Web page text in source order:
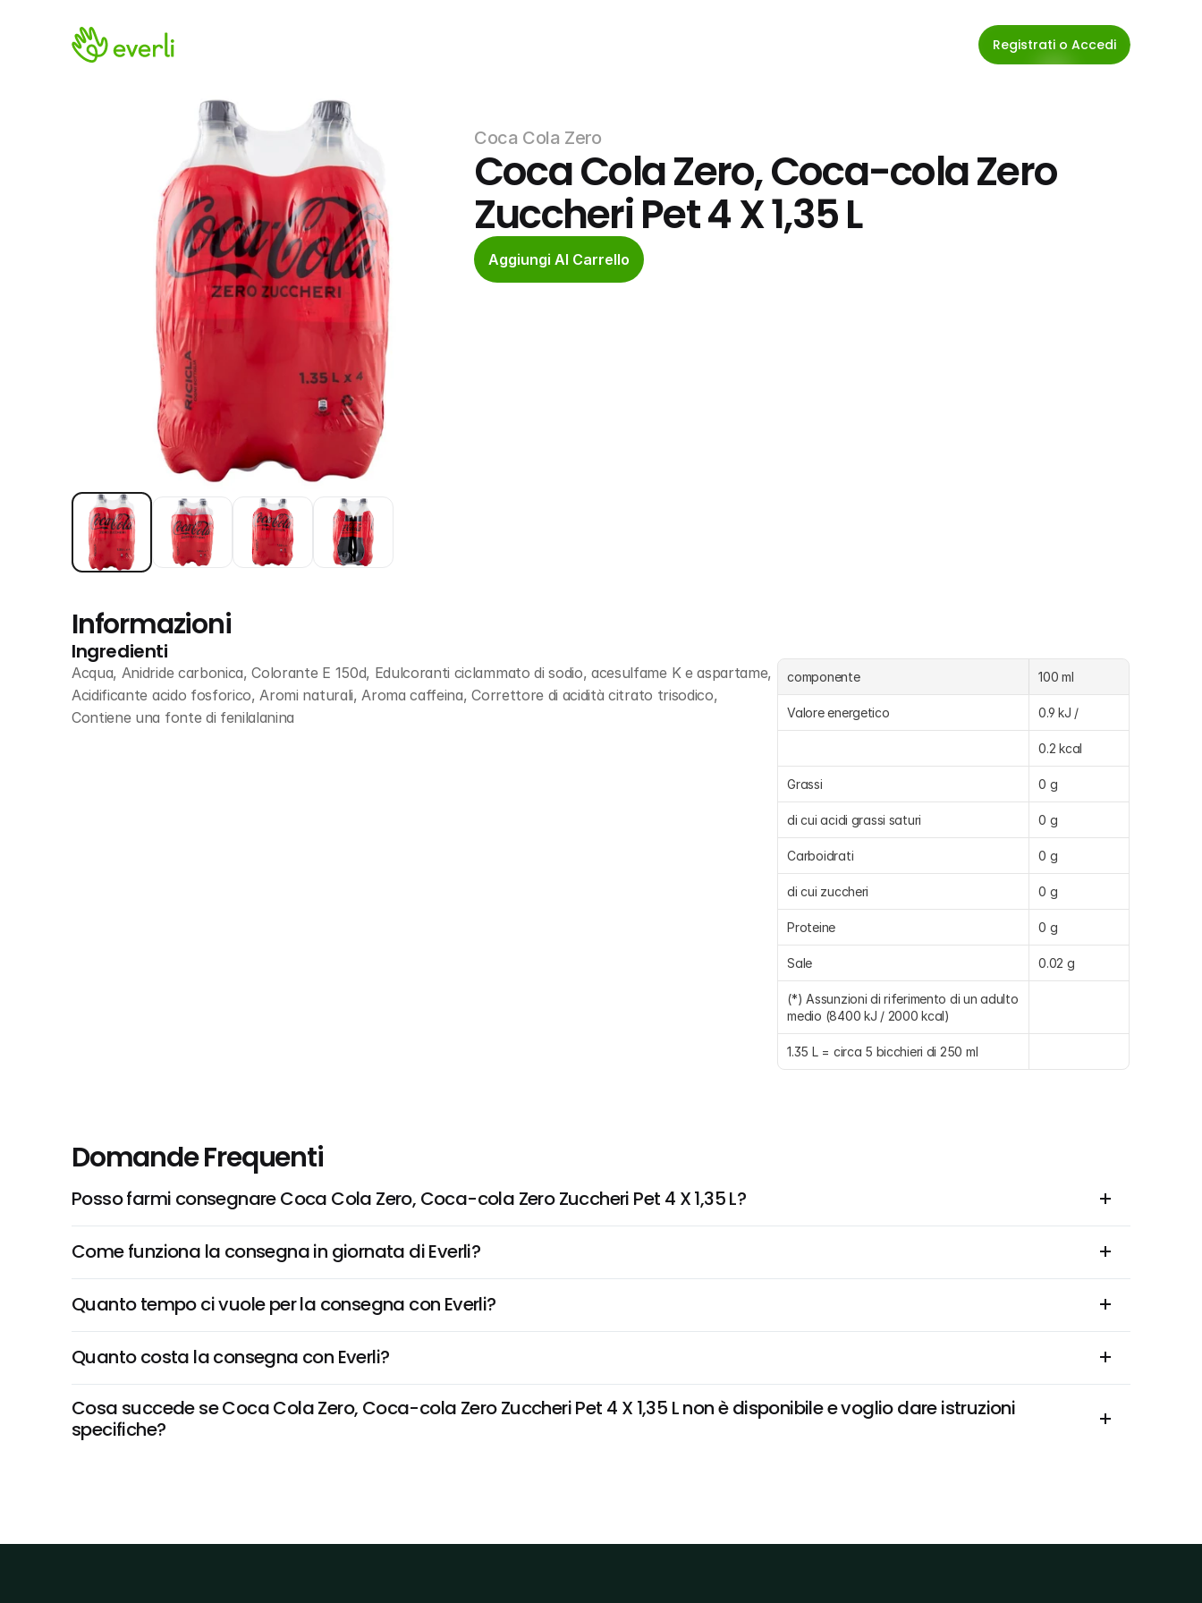
Registrati o Accedi
Coca Cola Zero
Coca Cola Zero, Coca-cola Zero
Zuccheri Pet 4 X 1,35 L
Aggiungi Al Carrello
Informazioni
Ingredienti
Acqua, Anidride carbonica, Colorante E 150d, Edulcoranti ciclammato di sodio, acesulfame K e aspartame,
Acidificante acido fosforico, Aromi naturali, Aroma caffeina, Correttore di acidità citrato trisodico,
Contiene una fonte di fenilalanina
componente 100 ml
Valore energetico 0.9 kJ /
0.2 kcal
Grassi 0 g
di cui acidi grassi saturi 0 g
Carboidrati 0 g
di cui zuccheri 0 g
Proteine 0 g
Sale 0.02 g
(*) Assunzioni di riferimento di un adulto
medio (8400 kJ / 2000 kcal)
1.35 L = circa 5 bicchieri di 250 ml
Domande Frequenti
Posso farmi consegnare Coca Cola Zero, Coca-cola Zero Zuccheri Pet 4 X 1,35 L?
Come funziona la consegna in giornata di Everli?
Quanto tempo ci vuole per la consegna con Everli?
Quanto costa la consegna con Everli?
Cosa succede se Coca Cola Zero, Coca-cola Zero Zuccheri Pet 4 X 1,35 L non è disponibile e voglio dare istruzioni
specifiche?